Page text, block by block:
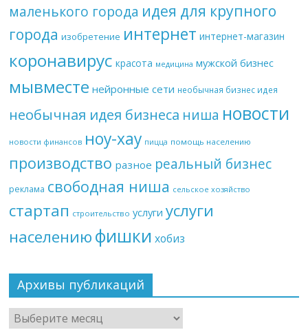
маленького города идея для крупного
города изобретение интернет интернет-магазин
коронавирус красота медицина мужской бизнес
мывместе нейронные сети необычная бизнес идея
необычная идея бизнеса ниша новости
новости финансов ноу-хау пицца помощь населению
производство разное реальный бизнес
реклама свободная ниша сельское хозяйство
стартап строительство услуги услуги
населениюфишки хобиз
Архивы публикаций